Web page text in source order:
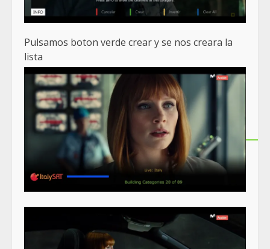
Pulsamos boton verde crear y se nos creara la
lista